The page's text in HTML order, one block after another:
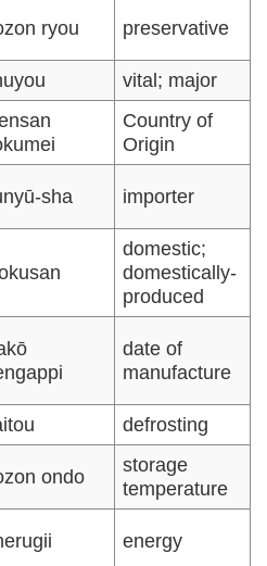
ryou preservative
vital; major
Country of
Origin
sha importer
domestic;
domestically-
produced
date of
manufacture
defrosting
ondo
storage
temperature
energy